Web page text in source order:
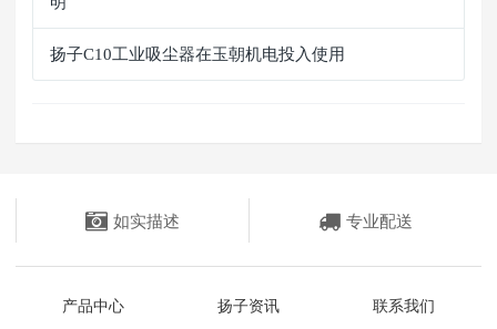
扬子C10工业吸尘器在玉朝机电投入使用
如实描述 专业配送
产品中心 扬子资讯 联系我们